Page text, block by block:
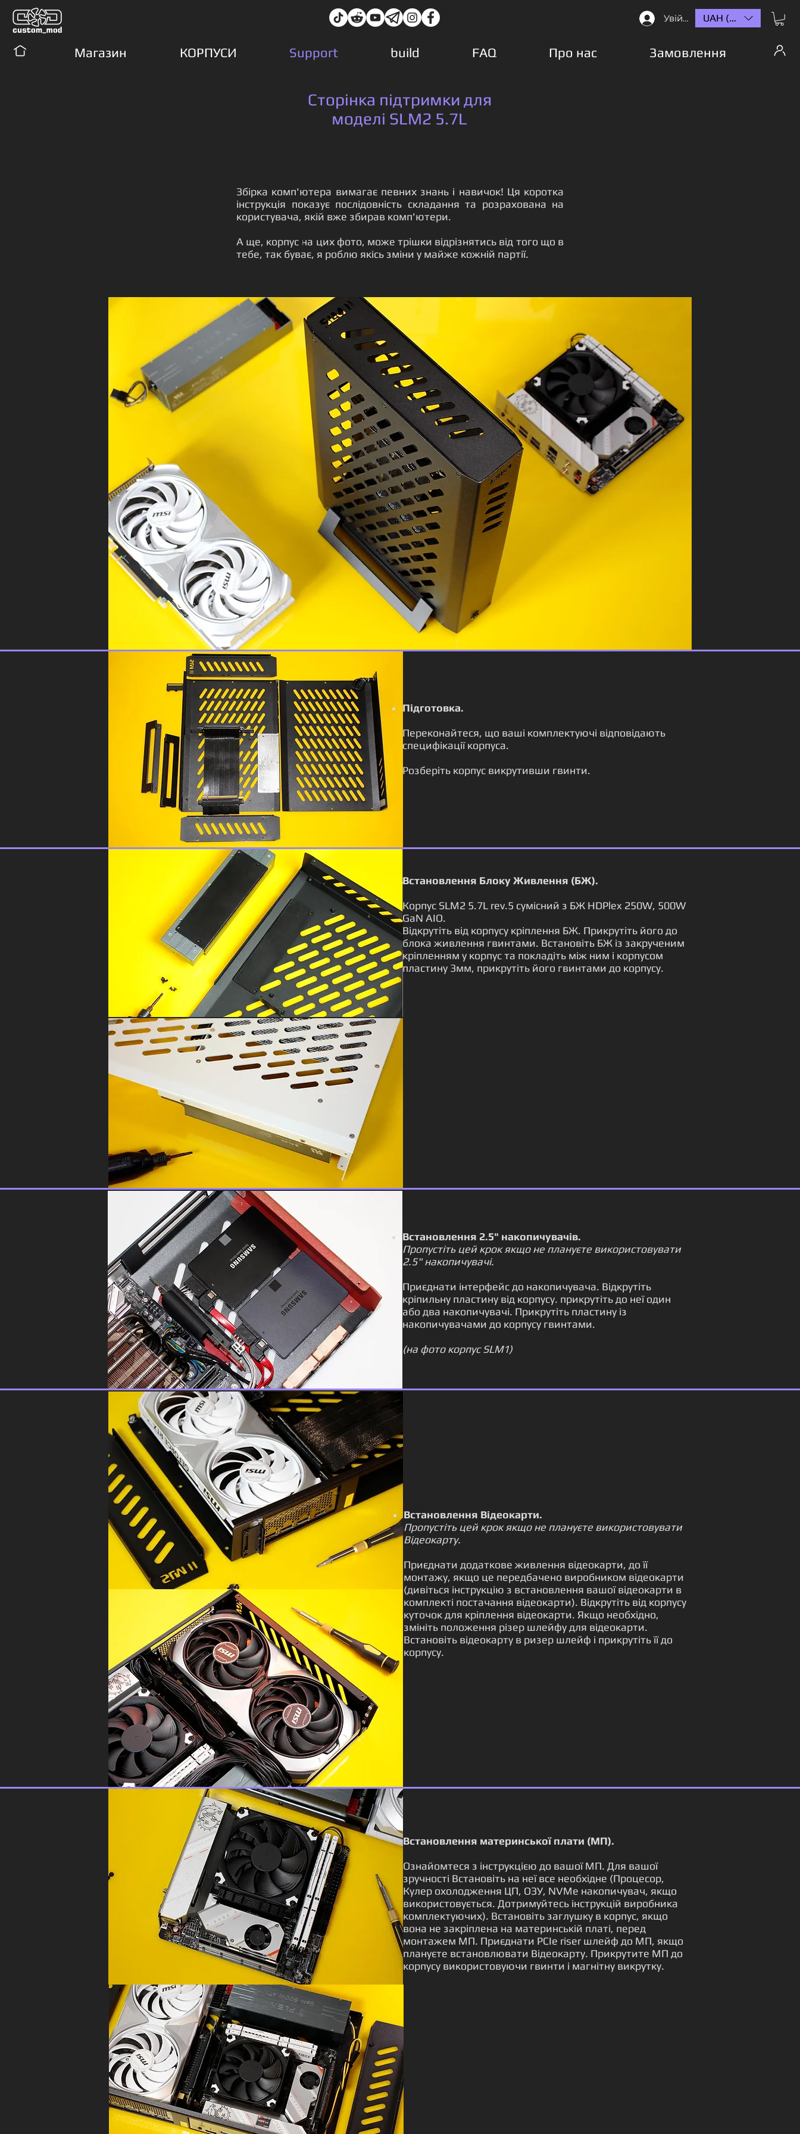
Увійти UAH (₴)
Магазин КОРПУСИ Support build FAQ Про нас Замовлення
Сторінка підтримки для
моделі SLM2 5.7L
Збірка комп'ютера вимагає певних знань і навичок! Ця коротка
інструкція показує послідовність складання та розрахована на
користувача, якій вже збирав комп'ютери.
А ще, корпус на цих фото, може трішки відрізнятись від того що в
тебе, так буває, я роблю якісь зміни у майже кожній партії.
Підготовка.
Переконайтеся, що ваші комплектуючі відповідають
специфікації корпуса.
Розберіть корпус викрутивши гвинти.
Встановлення Блоку Живлення (БЖ).
Корпус SLM2 5.7L rev.5 сумісний з БЖ HDPlex 250W, 500W
GaN AIO.
Відкрутіть від корпусу кріплення БЖ. Прикрутіть його до
блока живлення гвинтами. Встановіть БЖ із закрученим
кріпленням у корпус та покладіть між ним і корпусом
пластину 3мм, прикрутіть його гвинтами до корпусу.
Встановлення 2.5" накопичувачів.
Пропустіть цей крок якщо не плануєте використовувати
2.5" накопичувачі.
Приєднати інтерфейс до накопичувача. Відкрутіть
кріпильну пластину від корпусу. прикрутіть до неї один
або два накопичувачі. Прикрутіть пластину із
накопичувачами до корпусу гвинтами.
(на фото корпус SLM1)
Встановлення Відеокарти.
Пропустіть цей крок якщо не плануєте використовувати
Відеокарту.
Приєднати додаткове живлення відеокарти, до її
монтажу, якщо це передбачено виробником відеокарти
(дивіться інструкцію з встановлення вашої відеокарти в
комплекті постачання відеокарти). Відкрутіть від корпусу
куточок для кріплення відеокарти. Якщо необхідно,
змініть положення різер шлейфу для відеокарти.
Встановіть відеокарту в ризер шлейф і прикрутіть її до
корпусу.
Встановлення материнської плати (МП).
Ознайомтеся з інструкцією до вашої МП. Для вашої
зручності Встановіть на неї все необхідне (Процесор,
Кулер охолодження ЦП, ОЗУ, NVMe накопичувач, якщо
використовується. Дотримуйтесь інструкцій виробника
комплектуючих). Встановіть заглушку в корпус, якщо
вона не закріплена на материнській платі, перед
монтажем МП. Приєднати PCIe riser шлейф до МП, якщо
плануєте встановлювати Відеокарту. Прикрутите МП до
корпусу використовуючи гвинти і магнітну викрутку.